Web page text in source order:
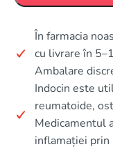
În farmacia
cu livrare în
Ambalare
Indocin este
reumatoide,
Medicamentul
inflamației prin